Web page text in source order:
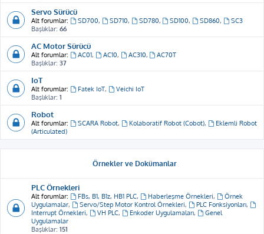
Servo Sürücü
Alt forumlar: SD700, SD710, SD780, SD100, SD860,
SC3
Başlıklar: 66
AC Motor Sürücü
Alt forumlar: AC01, AC10, AC310,
AC70T
Başlıklar: 37
IoT
Alt forumlar: Fatek IoT,
Veichi IoT
Başlıklar: 1
Robot
Alt forumlar: SCARA Robot, Kolaboratif Robot (Cobot),
Eklemli Robot
(Articulated)
Örnekler ve Dokümanlar
PLC Örnekleri
Alt forumlar: FBs, B1, B1z, HB1 PLC, Haberleşme Örnekleri,
Örnek
Uygulamalar, Servo/Step Motor Kontrol Örnekleri, PLC Fonksiyonları,
Interrupt Örnekleri, VH PLC, Enkoder Uygulamaları,
Genel
Uygulamalar
Başlıklar: 151